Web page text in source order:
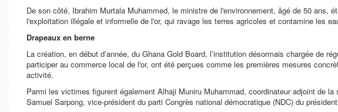
De son côté, Ibrahim Murtala Muhammed, le ministre de l'environnement, âgé de 50 ans,
l'exploitation illégale et informelle de l'or, qui ravage les terres agricoles et contamine les
Drapeaux en berne
La création, en début d’année, du Ghana Gold Board, l’institution désormais chargée de
participer au commerce local de l'or, ont été perçues comme les premières mesures
activité.
Parmi les victimes figurent également Alhaji Muniru Muhammad, coordinateur adjoint de
Samuel Sarpong, vice-président du parti Congrès national démocratique (NDC) du